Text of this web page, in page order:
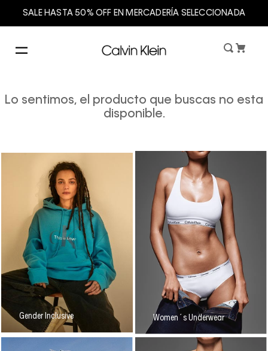
SALE HASTA 50% OFF EN MERCADERÍA SELECCIONADA
Lo sentimos, el producto que buscas no esta
disponible.
Gender Inclusive Women´s Underwear